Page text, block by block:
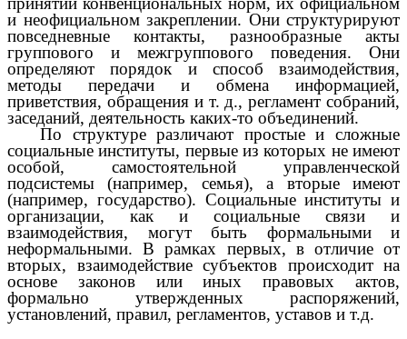
и неофициальном закреплении. Они структурируют
повседневные контакты, разнообразные акты
группового и межгруппового поведения. Они
определяют порядок и способ взаимодействия,
методы передачи и обмена информацией,
приветствия, обращения и т. д., регламент собраний,
заседаний, деятельность каких-то объединений.
По структуре различают простые и сложные
социальные институты, первые из которых не имеют
особой, самостоятельной управленческой
подсистемы (например, семья), а вторые имеют
(например, государство). Социальные институты и
организации, как и социальные связи и
взаимодействия, могут быть формальными и
неформальными. В рамках первых, в отличие от
вторых, взаимодействие субъектов происходит на
основе законов или иных правовых актов,
формально утвержденных распоряжений,
установлений, правил, регламентов, уставов и т.д.